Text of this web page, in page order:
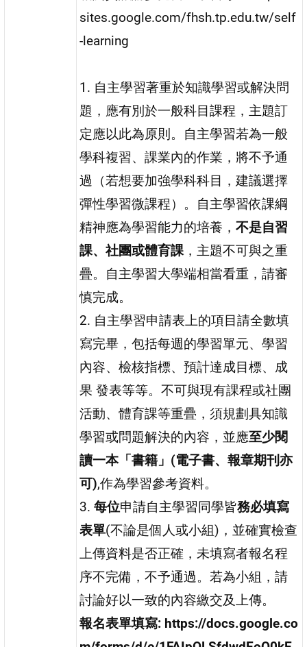
sites.google.com/fhsh.tp.edu.tw/self
-learning
1. 自主學習著重於知識學習或解決問
題，應有別於一般科目課程，主題訂
定應以此為原則。自主學習若為一般
學科複習、課業內的作業，將不予通
過（若想要加強學科科目，建議選擇
彈性學習微課程）。自主學習依課綱
精神應為學習能力的培養，不是自習
課、社團或體育課，主題不可與之重
疊。自主學習大學端相當看重，請審
慎完成。
2. 自主學習申請表上的項目請全數填
寫完畢，包括每週的學習單元、學習
內容、檢核指標、預計達成目標、成
果 發表等等。不可與現有課程或社團
活動、體育課等重疊，須規劃具知識
學習或問題解決的內容，並應至少閱
讀一本「書籍」(電子書、報章期刊亦
可),作為學習參考資料。
3.每位申請自主學習同學皆務必填寫
表單(不論是個人或小組)，並確實檢查
上傳資料是否正確，未填寫者報名程
序不完備，不予通過。若為小組，請
討論好以一致的內容繳交及上傳。
報名表單填寫: https://docs.google.co